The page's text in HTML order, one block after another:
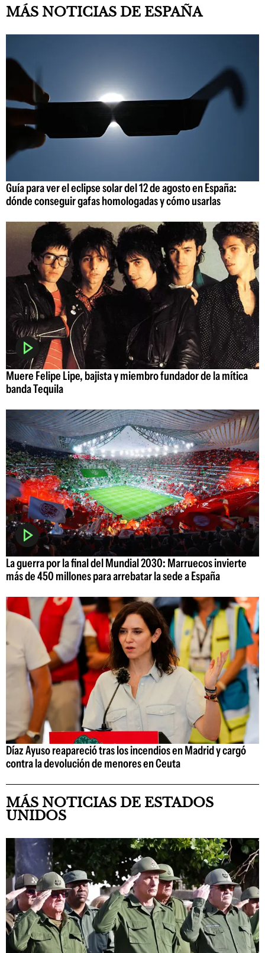
MÁS NOTICIAS DE ESPAÑA
Guía para ver el eclipse solar del 12 de agosto en España:
dónde conseguir gafas homologadas y cómo usarlas
Muere Felipe Lipe, bajista y miembro fundador de la mítica
banda Tequila
La guerra por la final del Mundial 2030: Marruecos invierte
más de 450 millones para arrebatar la sede a España
Díaz Ayuso reapareció tras los incendios en Madrid y cargó
contra la devolución de menores en Ceuta
MÁS NOTICIAS DE ESTADOS
UNIDOS